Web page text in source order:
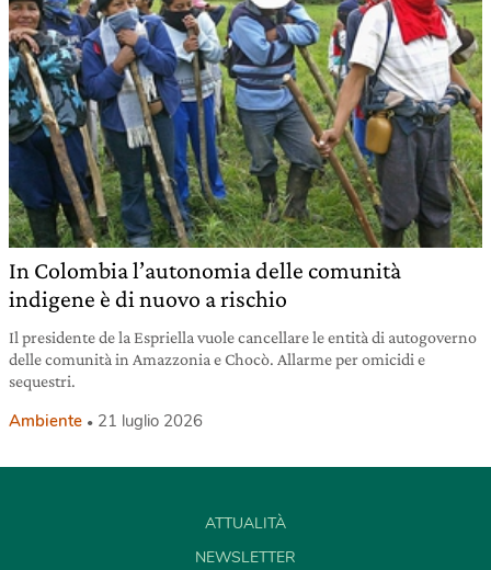
In Colombia l’autonomia delle comunità
indigene è di nuovo a rischio
Il presidente de la Espriella vuole cancellare le entità di autogoverno
delle comunità in Amazzonia e Chocò. Allarme per omicidi e
sequestri.
Ambiente 21 luglio 2026
ATTUALITÀ
NEWSLETTER